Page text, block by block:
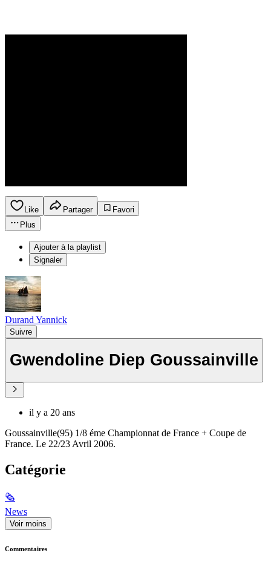
Like Partager
Favori
Plus
Ajouter à la playlist
Signaler
Durand Yannick
Suivre
Gwendoline Diep Goussainville
il y a 20 ans
Goussainville(95) 1/8 éme Championnat de France + Coupe de
France. Le 22/23 Avril 2006.
Catégorie
🗞
News
Voir moins
Commentaires